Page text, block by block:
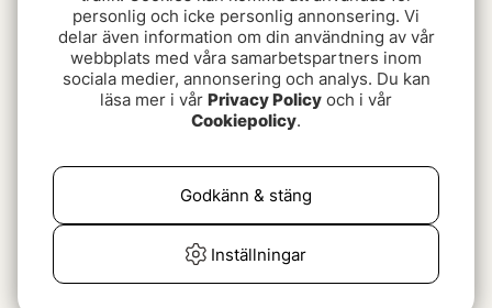
Gamakatsu dropshot 3/0
89 kr
Ryugi LT Caro Offset
69 kr
personlig och icke personlig annonsering. Vi
delar även information om din användning av vår
webbplats med våra samarbetspartners inom
sociala medier, annonsering och analys. Du kan
läsa mer i vår Privacy Policy och i vår
Cookiepolicy.
Inställningar
Godkänn & stäng